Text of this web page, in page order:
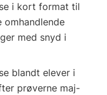
i kort format til
omhandlende
med snyd i
blandt elever i
prøverne maj-